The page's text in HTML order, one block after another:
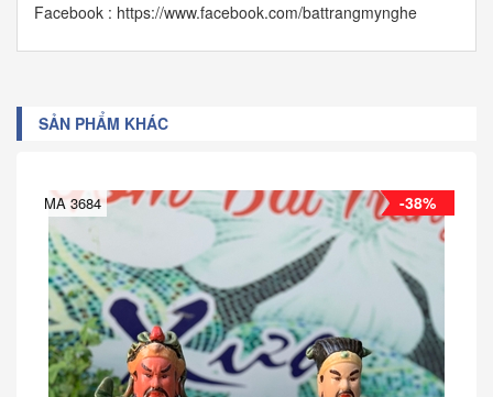
Facebook : https://www.facebook.com/battrangmynghe
SẢN PHẨM KHÁC
-38%
MA 3684